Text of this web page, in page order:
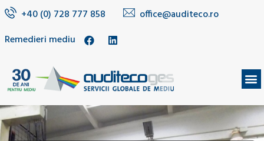
+40 (0) 728 777 858
office@auditeco.ro
Remedieri mediu